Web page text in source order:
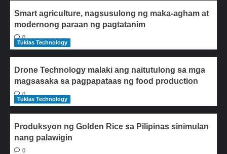
Smart agriculture, nagsusulong ng maka-agham at
modernong paraan ng pagtatanim
0
Tuklas Technology
Drone Technology malaki ang naitutulong sa mga
magsasaka sa pagpapataas ng food production
0
Tuklas Technology
Produksyon ng Golden Rice sa Pilipinas sinimulan
nang palawigin
0